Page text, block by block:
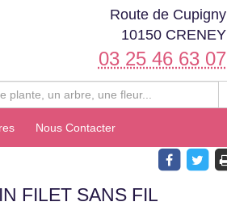
Route de Cupigny
10150 CRENEY
03 25 46 63 07
Nous Contacter
FILET SANS FIL